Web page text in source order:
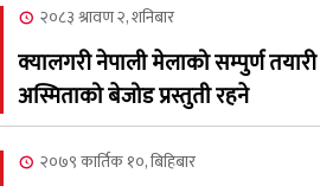
२०८३
२०८३ श्रावण २, शनिबार
क्यालगरी नेपाली मेलाको सम्पुर्ण
अस्मिताको बेजोड प्रस्तुती रहने
२०७९ कार्तिक १०, बिहिबार